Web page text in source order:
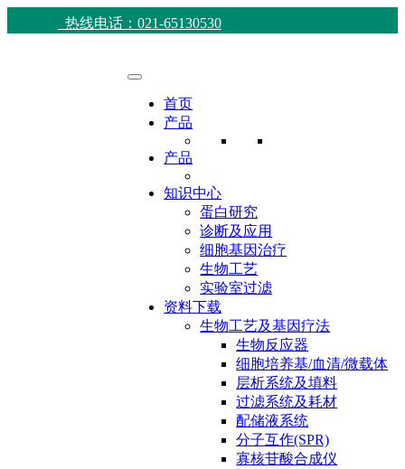
热线电话：021-65130530
首页
产品
产品
知识中心
蛋白研究
诊断及应用
细胞基因治疗
生物工艺
实验室过滤
资料下载
生物工艺及基因疗法
生物反应器
细胞培养基/血清/微载体
层析系统及填料
过滤系统及耗材
配储液系统
分子互作(SPR)
寡核苷酸合成仪